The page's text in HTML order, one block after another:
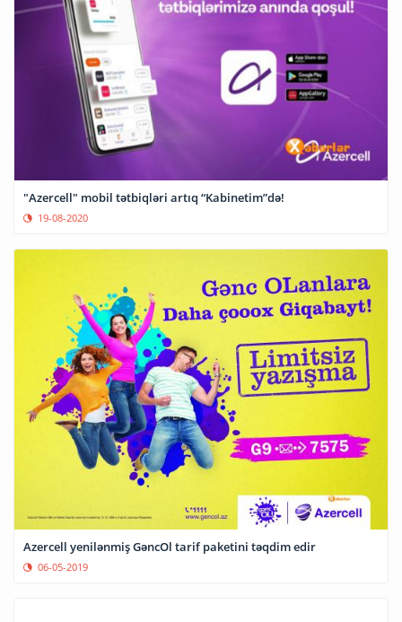
"Azercell" mobil tətbiqləri artıq “Kabinetim”də!
19-08-2020
Azercell yenilənmiş GəncOl tarif paketini təqdim edir
06-05-2019